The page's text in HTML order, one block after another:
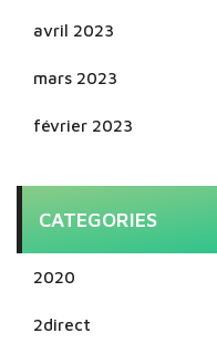
avril 2023
mars 2023
février 2023
CATEGORIES
2020
2direct